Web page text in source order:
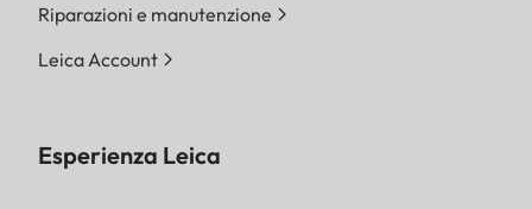
Riparazioni e manutenzione
Leica Account
Esperienza Leica